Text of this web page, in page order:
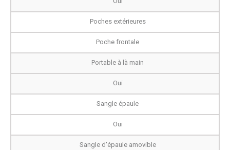
Poches extérieures
Poche frontale
Portable à là main
Oui
Sangle épaule
Oui
Sangle d'épaule amovible